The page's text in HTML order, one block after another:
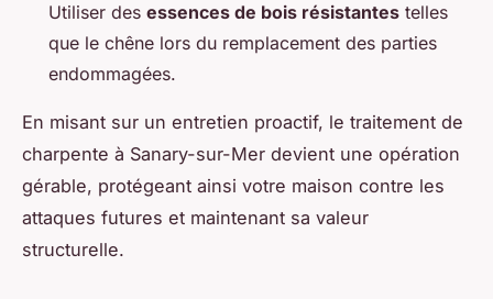
Utiliser des essences de bois résistantes telles
que le chêne lors du remplacement des parties
endommagées.
En misant sur un entretien proactif, le traitement de
charpente à Sanary-sur-Mer devient une opération
gérable, protégeant ainsi votre maison contre les
attaques futures et maintenant sa valeur
structurelle.